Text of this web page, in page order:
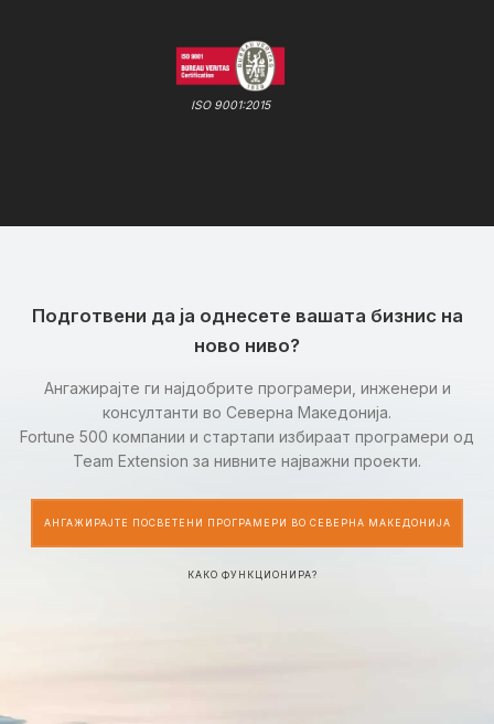
ISO 9001:2015
Подготвени да ја однесете вашата бизнис на
ново ниво?
Ангажирајте ги најдобрите програмери, инженери и
консултанти во Северна Македонија.
Fortune 500 компании и стартапи избираат програмери од
Team Extension за нивните најважни проекти.
АНГАЖИРАЈТЕ ПОСВЕТЕНИ ПРОГРАМЕРИ ВО СЕВЕРНА МАКЕДОНИЈА
КАКО ФУНКЦИОНИРА?